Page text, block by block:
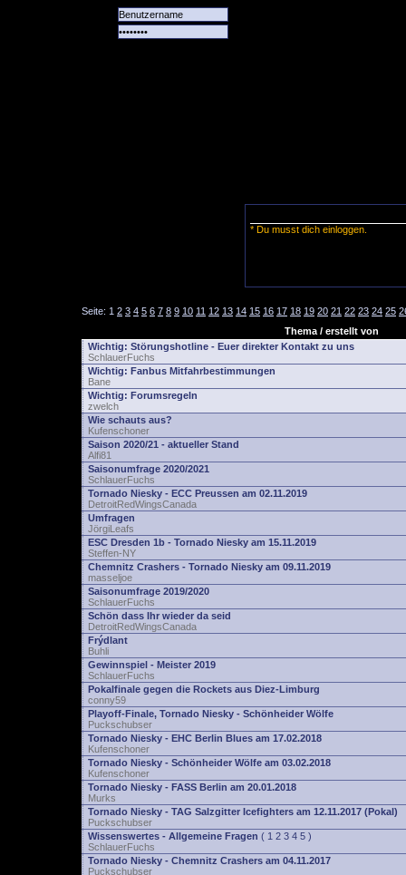
* Du musst dich einloggen.
Seite: 1 2 3 4 5 6 7 8 9 10 11 12 13 14 15 16 17 18 19 20 21 22 23 24 25
Thema / erstellt von
Wichtig: Störungshotline - Euer direkter Kontakt zu uns
SchlauerFuchs
Wichtig: Fanbus Mitfahrbestimmungen
Bane
Wichtig: Forumsregeln
zwelch
Wie schauts aus?
Kufenschoner
Saison 2020/21 - aktueller Stand
Alfi81
Saisonumfrage 2020/2021
SchlauerFuchs
Tornado Niesky - ECC Preussen am 02.11.2019
DetroitRedWingsCanada
Umfragen
JörgiLeafs
ESC Dresden 1b - Tornado Niesky am 15.11.2019
Steffen-NY
Chemnitz Crashers - Tornado Niesky am 09.11.2019
masseljoe
Saisonumfrage 2019/2020
SchlauerFuchs
Schön dass Ihr wieder da seid
DetroitRedWingsCanada
Frýdlant
Buhli
Gewinnspiel - Meister 2019
SchlauerFuchs
Pokalfinale gegen die Rockets aus Diez-Limburg
conny59
Playoff-Finale, Tornado Niesky - Schönheider Wölfe
Puckschubser
Tornado Niesky - EHC Berlin Blues am 17.02.2018
Kufenschoner
Tornado Niesky - Schönheider Wölfe am 03.02.2018
Kufenschoner
Tornado Niesky - FASS Berlin am 20.01.2018
Murks
Tornado Niesky - TAG Salzgitter Icefighters am 12.11.2017 (Pokal)
Puckschubser
Wissenswertes - Allgemeine Fragen ( 1 2 3 4 5 )
SchlauerFuchs
Tornado Niesky - Chemnitz Crashers am 04.11.2017
Puckschubser